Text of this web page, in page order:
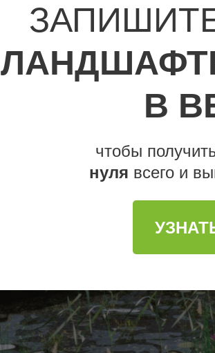
В
чтобы
нуля всего и